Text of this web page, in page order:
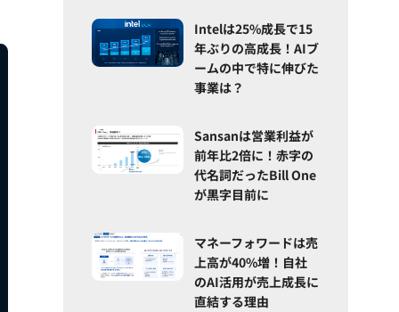
Intelは25%成長で15
年ぶりの高成長！AIブ
ームの中で特に伸びた
事業は？
Sansanは営業利益が
前年比2倍に！赤字の
代名詞だったBill One
が黒字目前に
マネーフォワードは売
上高が40%増！自社
のAI活用が売上成長に
直結する理由